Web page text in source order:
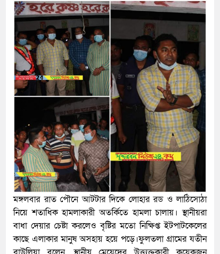
মঙ্গলবার রাত পৌনে আটটার দিকে লোহার রড ও লাঠিসোঠা
নিয়ে শতাধিক হামলাকারী অতর্কিতে হামলা চালায়। স্থানীয়রা
বাধা দেয়ার চেষ্টা করলেও বৃষ্টির মতো নিক্ষিপ্ত ইটপাটকেলের
কাছে এলাকার মানুষ অসহায় হয়ে পড়ে।ফুলতলা গ্রামের যতীন